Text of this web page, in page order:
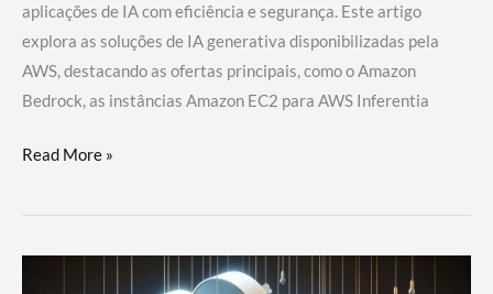
aplicações de IA com eficiência e segurança. Este artigo
explora as soluções de IA generativa disponibilizadas pela
AWS, destacando as ofertas principais, como o Amazon
Bedrock, as instâncias Amazon EC2 para AWS Inferentia
Utilizando
Soluções
Read More »